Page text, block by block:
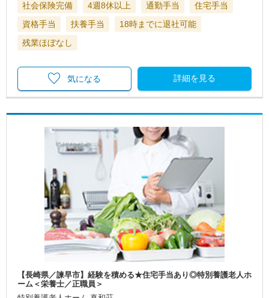
社会保険完備 4週8休以上 通勤手当
住宅手当
資格手当
扶養手当
18時までに退社可能
残業ほぼなし
詳細を見る
気になる
【長崎県／諫早市】経験を積める★住宅手当あり◎特別養護老人ホ
ーム＜栄養士／正職員＞